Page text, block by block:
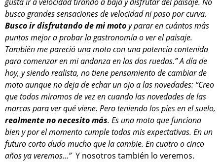
busco grandes sensaciones de velocidad ni paso por curva.
Busco ir disfrutando de mi motoy parar en cuántos más
puntos mejor a probar la gastronomía o ver el paisaje.
También me pareció una moto con una potencia contenida
para comenzar en mi andanza en las dos ruedas.” A día de
hoy, y siendo realista, no tiene pensamiento de cambiar de
moto aunque no deja de echar un ojo a las novedades: “Creo
que todos miramos de vez en cuando las novedades de las
marcas para ver qué viene. Pero teniendo los pies en el suelo,
realmente no necesito más. Es una moto que funciona
bien y por el momento cumple todas mis expectativas. En un
futuro corto dudo mucho que la cambie. En cuatro o cinco
años ya veremos…”Y nosotros también lo veremos.